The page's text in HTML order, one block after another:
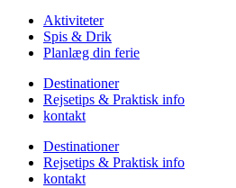
Aktiviteter
Spis & Drik
Planlæg din ferie
Destinationer
Rejsetips & Praktisk info
kontakt
Destinationer
Rejsetips & Praktisk info
kontakt